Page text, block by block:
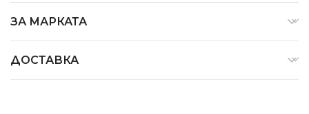
ЗА МАРКАТА
ДОСТАВКА